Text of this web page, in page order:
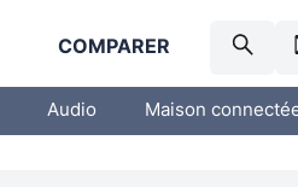
COMPARER
Audio Maison